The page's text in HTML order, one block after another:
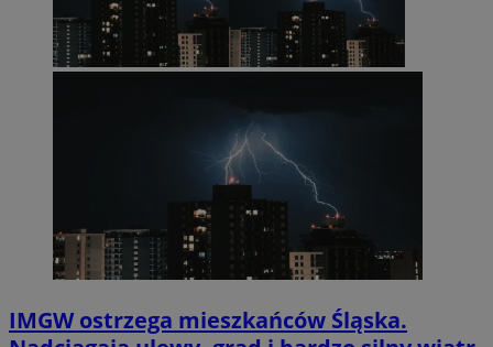
IMGW ostrzega mieszkańców Śląska.